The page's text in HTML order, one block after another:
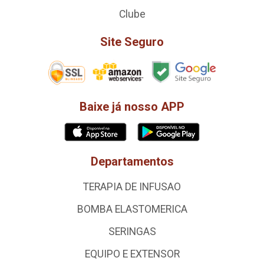
Clube
Site Seguro
Baixe já nosso APP
Departamentos
TERAPIA DE INFUSAO
BOMBA ELASTOMERICA
SERINGAS
EQUIPO E EXTENSOR